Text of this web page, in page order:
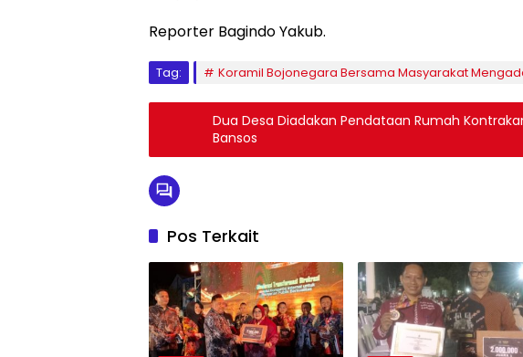
Reporter Bagindo Yakub.
Tag: Koramil Bojonegara Bersama Masyarakat
Dua Desa Diadakan Pendataan Rumah
Bansos
Pos Terkait